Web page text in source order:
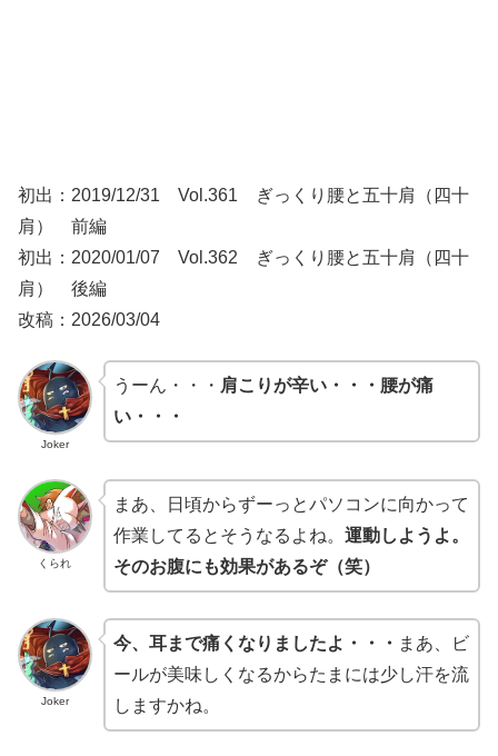
初出：2019/12/31 Vol.361 ぎっくり腰と五十肩（四十
肩） 前編
初出：2020/01/07 Vol.362 ぎっくり腰と五十肩（四十
肩） 後編
改稿：2026/03/04
Joker
うーん・・・ 肩こりが辛い・・・腰が痛
い・・・
くられ
まあ、日頃からずーっとパソコンに向かって
作業してるとそうなるよね。 運動しようよ。
そのお腹にも効果があるぞ（笑）
Joker
今、耳まで痛くなりましたよ・・・ まあ、ビ
ールが美味しくなるからたまには少し汗を流
しますかね。